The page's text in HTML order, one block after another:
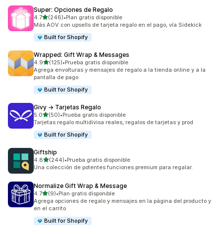
Super: Opciones de Regalo
4.7de 5 estrellas
(246)
246 reseñas en total
•Plan gratis disponible
Más AOV con upsells de tarjeta regalo en el pago, vía Sidekick
Built for Shopify
Wrapped: Gift Wrap & Messages
4.9de 5 estrellas
(125)
125 reseñas en total
•Prueba gratis disponible
Agrega envolturas y mensajes de regalo a la tienda online y a la
pantalla de pago
Built for Shopify
Givy → Tarjetas Regalo
5.0de 5 estrellas
(50)
50 reseñas en total
•Prueba gratis disponible
Tarjetas regalo multidivisa reales, regalos de tarjetas y prod
Built for Shopify
Giftship
4.8de 5 estrellas
(244)
244 reseñas en total
•Prueba gratis disponible
Una colección de potentes funciones premium para regalar.
Normalize Gift Wrap & Message
4.7de 5 estrellas
(9)
9 reseñas en total
•Plan gratis disponible
Agrega opciones de regalo y mensajes en la página del producto y
en el carrito
Built for Shopify